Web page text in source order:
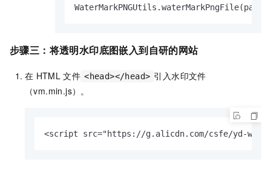
步骤三：将透明水印底图嵌入到自研的网站
在 HTML 文件 <head></head> 引入水印文件
（vm.min.js）。
<script src="https://g.alicdn.com/csfe/yd-